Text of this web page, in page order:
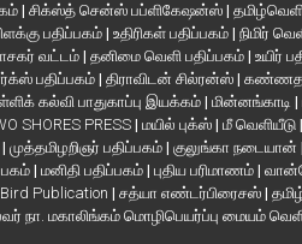
| சிக்ஸ்த் சென்ஸ் பப்ளிகேஷன்ஸ் |
பதிப்பகம் | உதிரிகள் பதிப்பகம் | நிமிர்
வட்டம் | தனிமை வெளி பதிப்பகம் | உயிர்
பதிப்பகம்| திராவிடன் சில்ரன்ஸ் |
கல்வி பாதுகாப்பு இயக்கம் | மின்னங்காடி |
SHORES PRESS | மயில் புக்ஸ் | மீ வெளியீடு |
| முத்தமிழறிஞர் பதிப்பகம் | குலுங்கா நடையான் |
| மனிதி பதிப்பகம் | புதிய பரிமாணம் |
Publication | சத்யா எண்டர்பிரைசஸ் |
நா. மகாலிங்கம் மொழிபெயர்ப்பு மையம்